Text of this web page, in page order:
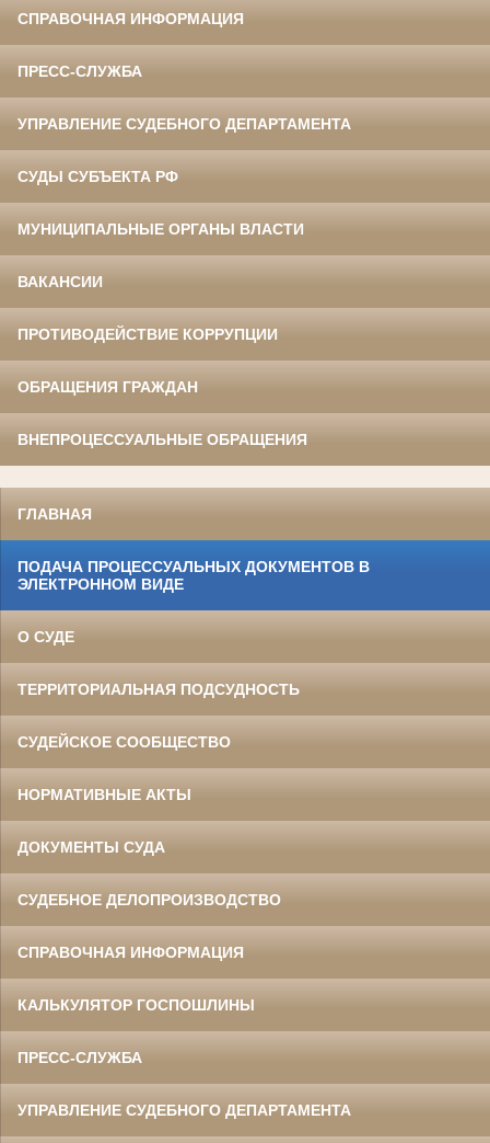
СПРАВОЧНАЯ ИНФОРМАЦИЯ
ПРЕСС-СЛУЖБА
УПРАВЛЕНИЕ СУДЕБНОГО ДЕПАРТАМЕНТА
СУДЫ СУБЪЕКТА РФ
МУНИЦИПАЛЬНЫЕ ОРГАНЫ ВЛАСТИ
ВАКАНСИИ
ПРОТИВОДЕЙСТВИЕ КОРРУПЦИИ
ОБРАЩЕНИЯ ГРАЖДАН
ВНЕПРОЦЕССУАЛЬНЫЕ ОБРАЩЕНИЯ
ГЛАВНАЯ
ПОДАЧА ПРОЦЕССУАЛЬНЫХ ДОКУМЕНТОВ В
ЭЛЕКТРОННОМ ВИДЕ
О СУДЕ
ТЕРРИТОРИАЛЬНАЯ ПОДСУДНОСТЬ
СУДЕЙСКОЕ СООБЩЕСТВО
НОРМАТИВНЫЕ АКТЫ
ДОКУМЕНТЫ СУДА
СУДЕБНОЕ ДЕЛОПРОИЗВОДСТВО
СПРАВОЧНАЯ ИНФОРМАЦИЯ
КАЛЬКУЛЯТОР ГОСПОШЛИНЫ
ПРЕСС-СЛУЖБА
УПРАВЛЕНИЕ СУДЕБНОГО ДЕПАРТАМЕНТА